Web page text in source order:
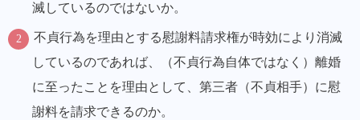
滅しているのではないか。
不貞行為を理由とする慰謝料請求権が時効により消滅
しているのであれば、（不貞行為自体ではなく） 離婚
に至ったことを理由として、第三者（不貞相手）に慰
謝料を請求できるのか。